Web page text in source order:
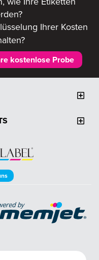
Ihrer Kosten
kostenlose Probe